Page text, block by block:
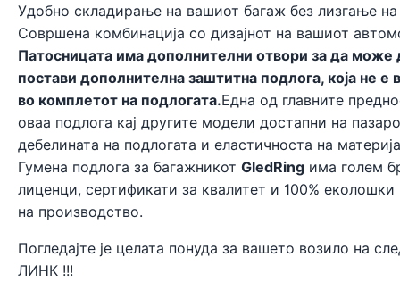
Удобно складирање на вашиот багаж без лизгање на
Совршена комбинација со дизајнот на вашиот
Патосницата има дополнителни отвори за да може
постави дополнителна заштитна подлога, која не е
во комплетот на подлогата.Една од главните
оваа подлога кај другите модели достапни на
дебелината на подлогата и еластичноста на
Гумена подлога за багажникот GledRing има голем
лиценци, сертификати за квалитет и 100% еколошки
на производство.
Погледајте је целата понуда за вашето возило на
ЛИНК !!!